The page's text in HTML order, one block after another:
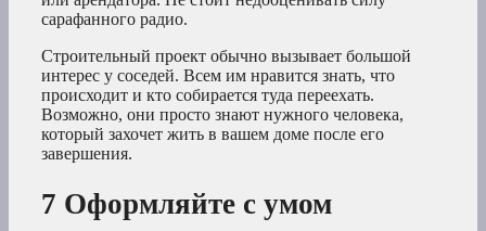
сарафанного радио.
Строительный проект обычно вызывает большой
интерес у соседей. Всем им нравится знать, что
происходит и кто собирается туда переехать.
Возможно, они просто знают нужного человека,
который захочет жить в вашем доме после его
завершения.
7 Оформляйте с умом